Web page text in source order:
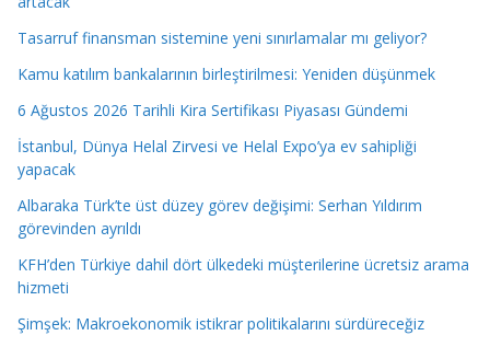
Tasarruf finansman sistemine yeni sınırlamalar mı geliyor?
Kamu katılım bankalarının birleştirilmesi: Yeniden düşünmek
6 Ağustos 2026 Tarihli Kira Sertifikası Piyasası Gündemi
İstanbul, Dünya Helal Zirvesi ve Helal Expo’ya ev sahipliği
yapacak
Albaraka Türk’te üst düzey görev değişimi: Serhan Yıldırım
görevinden ayrıldı
KFH’den Türkiye dahil dört ülkedeki müşterilerine ücretsiz arama
hizmeti
Şimşek: Makroekonomik istikrar politikalarını sürdüreceğiz